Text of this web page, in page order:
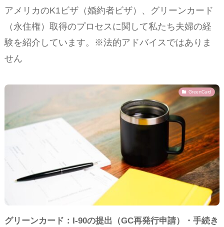
アメリカのK1ビザ（婚約者ビザ）、グリーンカード
（永住権）取得のプロセスに関して私たち夫婦の経
験を紹介しています。※法的アドバイスではありま
せん
GreenCard
グリーンカード：I-90の提出（GC再発行申請）・手続き